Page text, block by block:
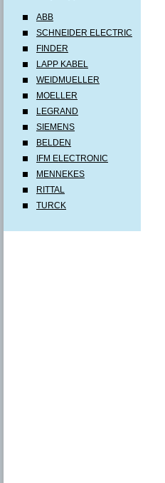
ABB
SCHNEIDER ELECTRIC
FINDER
LAPP KABEL
WEIDMUELLER
MOELLER
LEGRAND
SIEMENS
BELDEN
IFM ELECTRONIC
MENNEKES
RITTAL
TURCK